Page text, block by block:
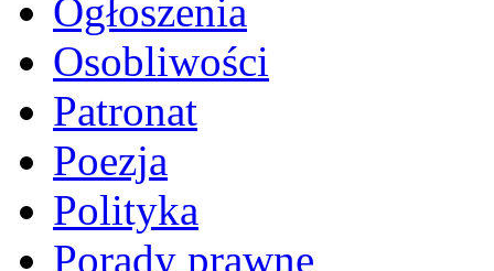
Ogłoszenia
Osobliwości
Patronat
Poezja
Polityka
Porady prawne